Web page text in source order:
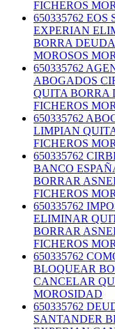
FICHEROS
650335762
EXPERIAN
BORRA
MOROSOS
650335762
ABOGADOS
QUITA BORRA
FICHEROS
650335762
LIMPIAN
FICHEROS
650335762
BANCO
BORRAR
FICHEROS
650335762
ELIMINAR
BORRAR
FICHEROS
650335762
BLOQUEAR
CANCELAR
MOROSIDAD
650335762
SANTANDER